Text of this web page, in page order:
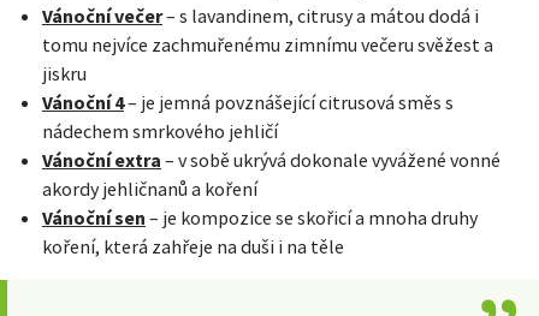
Vánoční večer– s lavandinem, citrusy a mátou dodá i
tomu nejvíce zachmuřenému zimnímu večeru svěžest a
jiskru
Vánoční 4– je jemná povznášející citrusová směs s
nádechem smrkového jehličí
Vánoční extra – v sobě ukrývá dokonale vyvážené vonné
akordy jehličnanů a koření
Vánoční sen – je kompozice se skořicí a mnoha druhy
koření, která zahřeje na duši i na těle